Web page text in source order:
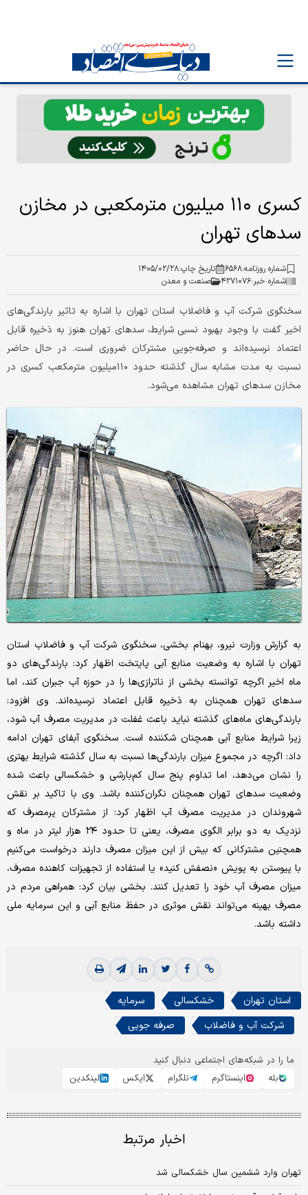
کسری ۱۱۰‌ میلیون مترمکعبی در مخازن
سدهای تهران
شماره روزنامه:۶۵۶۸ تاریخ چاپ:۱۴۰۵/۰۲/۲۸
شماره خبر:۴۲۷۱۰۷۶ صنعت و معدن
سخنگوی شرکت آب و فاضلاب استان تهران با اشاره به تاثیر بارندگی‌های
اخیر گفت با وجود بهبود نسبی شرایط، سدهای تهران هنوز به ذخیره قابل
اعتماد نرسیده‌اند و صرفه‌جویی مشترکان ضروری است. در حال حاضر
نسبت به مدت مشابه سال گذشته حدود ۱۱۰‌میلیون مترمکعب کسری در
مخازن سدهای تهران مشاهده می‌شود.
به گزارش وزارت نیرو، بهنام بخشی، سخنگوی شرکت آب و فاضلاب استان
تهران با اشاره به وضعیت منابع آبی پایتخت اظهار کرد: بارندگی‌های دو
ماه اخیر اگرچه توانسته بخشی از ناترازی‌ها را در حوزه آب جبران کند، اما
سدهای تهران همچنان به ذخیره قابل اعتماد نرسیده‌اند. وی افزود:
بارندگی‌های ماه‌های گذشته نباید باعث غفلت در مدیریت مصرف آب شود،
زیرا شرایط منابع آبی همچنان شکننده است. سخنگوی آبفای تهران ادامه
داد: اگرچه در مجموع میزان بارندگی‌ها نسبت به سال گذشته شرایط بهتری
را نشان می‌دهد، اما تداوم پنج سال کم‌بارشی و خشکسالی باعث شده
وضعیت سدهای تهران همچنان نگران‌کننده باشد. وی با تاکید بر نقش
شهروندان در مدیریت مصرف آب اظهار کرد: از مشترکان پرمصرف که
نزدیک به دو برابر الگوی مصرف، یعنی تا حدود ۲۴ هزار لیتر در ماه و
همچنین مشترکانی که بیش از این میزان مصرف دارند درخواست می‌کنیم
با پیوستن به پویش «نصفش کنید» یا استفاده از تجهیزات کاهنده مصرف،
میزان مصرف آب خود را تعدیل کنند. بخشی بیان کرد: همراهی مردم در
مصرف بهینه می‌تواند نقش موثری در حفظ منابع آبی و این سرمایه ملی
داشته باشد.
استان تهران خشکسالی
سرمایه
شرکت آب و فاضلاب
صرفه جویی
ما را در شبکه‌های اجتماعی دنبال کنید
بله
اینستاگرم تلگرام ایکس لینکدین
اخبار مرتبط
تهران وارد ششمین سال خشکسالی شد